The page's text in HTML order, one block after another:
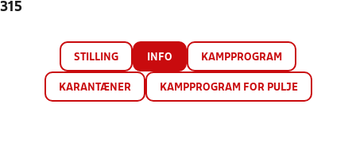
315
STILLING INFO KAMPPROGRAM
KARANTÆNER KAMPPROGRAM FOR PULJE